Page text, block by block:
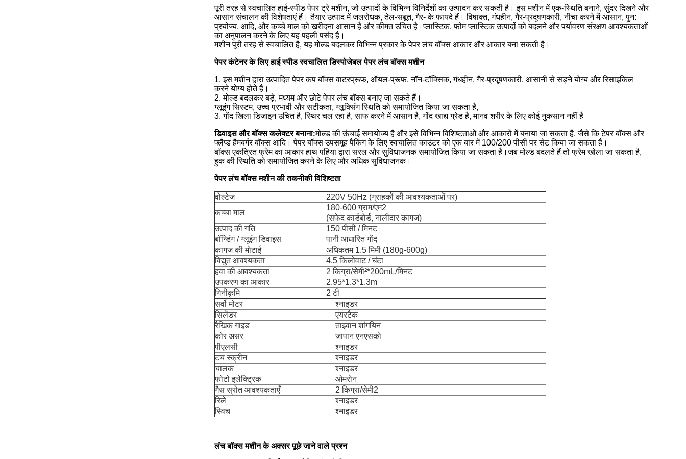
पूरी तरह से स्वचालित हाई-स्पीड पेपर ट्रे मशीन, जो उत्पादों के विभिन्न विनिर्देशों का उत्पादन कर सकती है। इस मशीन में एक-स्थिति बनाने, सुंदर दिखने और
आसान संचालन की विशेषताएं हैं। तैयार उत्पाद में जलरोधक, तेल-सबूत, गैर- के फायदे हैं। विषाक्त, गंधहीन, गैर-प्रदूषणकारी, नीचा करने में आसान, पुन:
प्रयोज्य, आदि, और कच्चे माल को खरीदना आसान है और कीमत उचित है।प्लास्टिक, फोम प्लास्टिक उत्पादों को बदलने और पर्यावरण संरक्षण आवश्यकताओं
का अनुपालन करने के लिए यह पहली पसंद है।
मशीन पूरी तरह से स्वचालित है, यह मोल्ड बदलकर विभिन्न प्रकार के पेपर लंच बॉक्स आकार और आकार बना सकती है।
पेपर कंटेनर के लिए हाई स्पीड स्वचालित डिस्पोजेबल पेपर लंच बॉक्स मशीन
1. इस मशीन द्वारा उत्पादित पेपर कप बॉक्स वाटरप्रूफ, ऑयल-प्रूफ, नॉन-टॉक्सिक, गंधहीन, गैर-प्रदूषणकारी, आसानी से सड़ने योग्य और रिसाइकिल
करने योग्य होते हैं।
2. मोल्ड बदलकर बड़े, मध्यम और छोटे पेपर लंच बॉक्स बनाए जा सकते हैं।
ग्लूइंग सिस्टम, उच्च प्रभावी और सटीकता, ग्लूक्सिंग स्थिति को समायोजित किया जा सकता है,
3. गोंद खिला डिजाइन उचित है, स्थिर चल रहा है, साफ करने में आसान है, गोंद खाद्य ग्रेड है, मानव शरीर के लिए कोई नुकसान नहीं है
डिवाइस और बॉक्स कलेक्टर बनाना:मोल्ड की ऊंचाई समायोज्य है और इसे विभिन्न विशिष्टताओं और आकारों में बनाया जा सकता है, जैसे कि टेपर बॉक्स और
फ्लैप्ड हैमबर्गर बॉक्स आदि। पेपर बॉक्स उपसमूह पैकिंग के लिए स्वचालित काउंटर को एक बार में 100/200 पीसी पर सेट किया जा सकता है।
बॉक्स एकत्रित फ्रेम का आकार हाथ पहिया द्वारा सरल और सुविधाजनक समायोजित किया जा सकता है।जब मोल्ड बदलते हैं तो फ्रेम खोला जा सकता है,
हुक की स्थिति को समायोजित करने के लिए और अधिक सुविधाजनक।
पेपर लंच बॉक्स मशीन की तकनीकी विशिष्टता
वोल्टेज
220V 50Hz (ग्राहकों की आवश्यकताओं पर)
कच्चा माल
180-600 ग्राम/एम2
(सफेद कार्डबोर्ड, नालीदार कागज)
उत्पाद की गति
150 पीसी / मिनट
बॉन्डिंग / ग्लूइंग डिवाइस
पानी आधारित गोंद
कागज की मोटाई
अधिकतम 1.5 मिमी (180g-600g)
विद्युत आवश्यकता
4.5 किलोवाट / घंटा
हवा की आवश्यकता
2 किग्रा/सेमी²*200mL/मिनट
उपकरण का आकार
2.95*1.3*1.3m
गिनीकृमि
2 टी
सर्वो मोटर
श्नाइडर
सिलेंडर
एयरटैक
रैखिक गाइड
ताइवान शांगयिन
कोर असर
जापान एनएसको
पीएलसी
श्नाइडर
टच स्क्रीन
श्नाइडर
चालक
श्नाइडर
फोटो इलेक्ट्रिक
ओमरोन
गैस स्रोत आवश्यकताएँ
2 किग्रा/सेमी2
रिले
श्नाइडर
स्विच
श्नाइडर
लंच बॉक्स मशीन के अक्सर पूछे जाने वाले प्रश्न